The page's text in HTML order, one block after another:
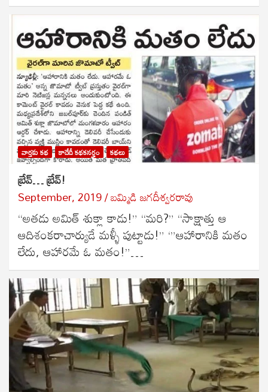
వార్తకు కథ కాదేదీ కథకనర్హం కథలు
బ్రేవ్… బ్రేవ్!
September, 2019 బ‌మ్మిడి జ‌గ‌దీశ్వ‌ర‌రావు
“అతడు అమిత్ శుక్లా కాడు!” “మరి?” “సాక్షాత్తు ఆ
ఆదిశంకరాచార్యుడే మళ్ళీ పుట్టాడు!” ‘”ఆహారానికి మతం
లేదు, ఆహారమే ఓ మతం!”…